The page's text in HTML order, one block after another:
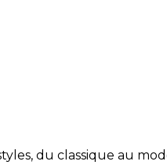
du classique au